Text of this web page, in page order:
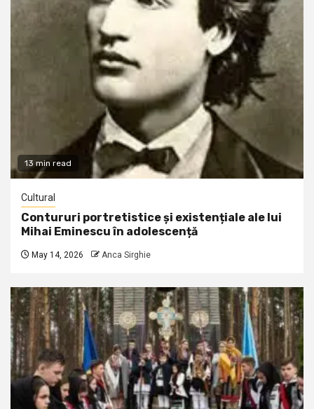
13 min read
Cultural
Contururi portretistice și existențiale ale lui
Mihai Eminescu în adolescență
May 14, 2026 Anca Sirghie